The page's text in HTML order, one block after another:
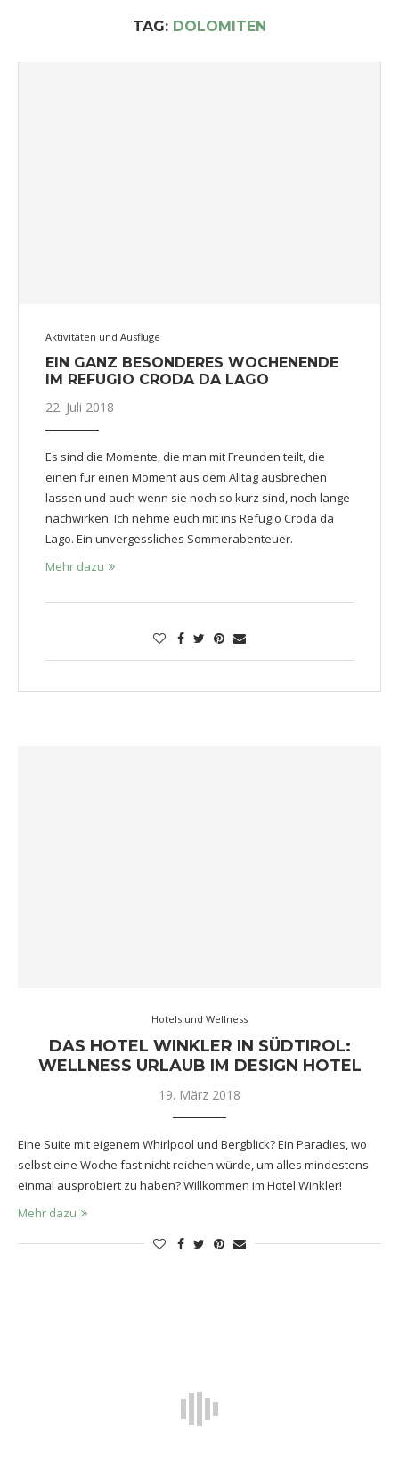
TAG: DOLOMITEN
Aktivitäten und Ausflüge
EIN GANZ BESONDERES WOCHENENDE
IM REFUGIO CRODA DA LAGO
22. Juli 2018
Es sind die Momente, die man mit Freunden teilt, die
einen für einen Moment aus dem Alltag ausbrechen
lassen und auch wenn sie noch so kurz sind, noch lange
nachwirken. Ich nehme euch mit ins Refugio Croda da
Lago. Ein unvergessliches Sommerabenteuer.
Mehr dazu
Hotels und Wellness
DAS HOTEL WINKLER IN SÜDTIROL:
WELLNESS URLAUB IM DESIGN HOTEL
19. März 2018
Eine Suite mit eigenem Whirlpool und Bergblick? Ein Paradies, wo
selbst eine Woche fast nicht reichen würde, um alles mindestens
einmal ausprobiert zu haben? Willkommen im Hotel Winkler!
Mehr dazu